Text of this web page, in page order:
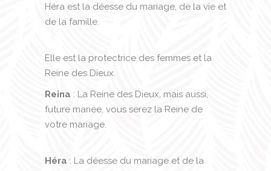
Héra est la déesse du mariage, de la vie et
de la famille.
Elle est la protectrice des femmes et la
Reine des Dieux.
Reina : La Reine des Dieux, mais aussi,
future mariée, vous serez la Reine de
votre mariage.
Héra : La déesse du mariage et de la